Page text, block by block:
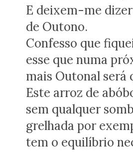
E deixem-me
de Outono.
Confesso que
esse que numa
mais Outonal será
Este arroz de
sem qualquer
grelhada por
tem o equilíbrio